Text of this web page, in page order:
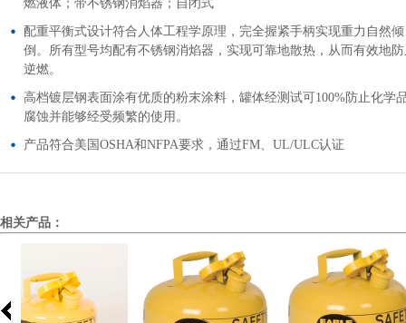
燃液体；带不锈钢消焰器；自闭式
配重平衡式设计符合人体工程学原理，完全握紧手柄实现重力自然倾
倒。所有型号均配有不锈钢消焰器，实现可靠地散热，从而有效地
逆燃。
高档镀层钢表面涂有优质的粉末涂料，罐体经测试可100%防止化学
腐蚀并能够经受频繁的使用。
产品符合美国OSHA和NFPA要求，通过FM、UL/ULC认证
相关产品：